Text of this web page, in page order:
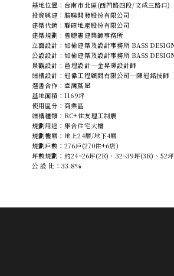
基地位置：台南市北區(西門路四段/文成三路口)
投資興建：勝聯開發股份有限公司
建築代銷：聯碩地產股份有限公司
建築規劃：曾聰憲建築師事務所
立面設計：如榆建築及設計事務所 BASS
公設設計：如榆建築及設計事務所 BASS
景觀設計：邑埕設計—金昇輝設計師
結構設計：冠偉工程顧問有限公司—陳冠銘技師
選書合作：臺灣蔦屋
基地面積：1169坪
使用區分：商業區
結構種類：RC+住友理工制震
規劃用途：集合住宅大樓
規劃樓層：地上24層/地下4層
規劃戶數：276戶(270住+6店)
坪數規劃：約24~26坪(2R)、32~39坪(3R)、52
公 設 比：33.8%